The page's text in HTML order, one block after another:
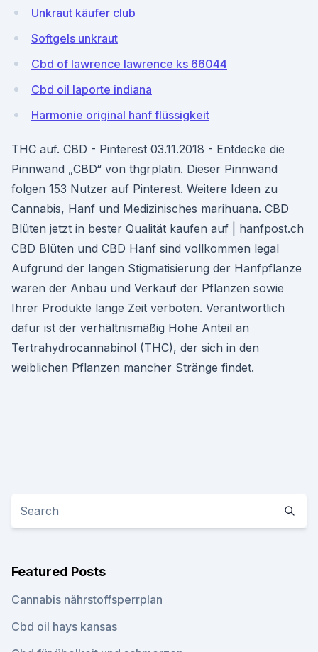
Unkraut käufer club
Softgels unkraut
Cbd of lawrence lawrence ks 66044
Cbd oil laporte indiana
Harmonie original hanf flüssigkeit
THC auf. CBD - Pinterest 03.11.2018 - Entdecke die
Pinnwand „CBD“ von thgrplatin. Dieser Pinnwand
folgen 153 Nutzer auf Pinterest. Weitere Ideen zu
Cannabis, Hanf und Medizinisches marihuana. CBD
Blüten jetzt in bester Qualität kaufen auf | hanfpost.ch
CBD Blüten und CBD Hanf sind vollkommen legal
Aufgrund der langen Stigmatisierung der Hanfpflanze
waren der Anbau und Verkauf der Pflanzen sowie
Ihrer Produkte lange Zeit verboten. Verantwortlich
dafür ist der verhältnismäßig Hohe Anteil an
Tertrahydrocannabinol (THC), der sich in den
weiblichen Pflanzen mancher Stränge findet.
Featured Posts
Cannabis nährstoffsperrplan
Cbd oil hays kansas